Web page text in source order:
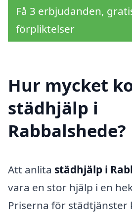
Få 3 erbjudanden,
förpliktelser
Hur mycket
städhjälp i
Rabbalshede?
Att anlita städhjälp i
vara en stor hjälp i en
Priserna för städtjänster